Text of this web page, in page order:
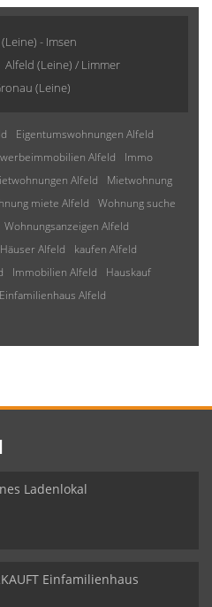
- Imsen
Alfeld (Leine) / Limmer
(Leine)
Eigentumswohnungen Alfeld
Alfeld
Immo
Alfeld
Mietwohnung
miete Alfeld
Wohnung suche
Wohnungsanzeigen Alfeld
Häuser Alfeld
kaufen Alfeld
Immobilien Alfeld
Hauskauf
Einfamilienhaus Alfeld
Ladenlokal
Einfamilienhaus